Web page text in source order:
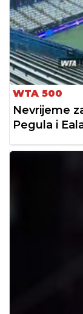
WTA 500
Nevrijeme
Pegula i